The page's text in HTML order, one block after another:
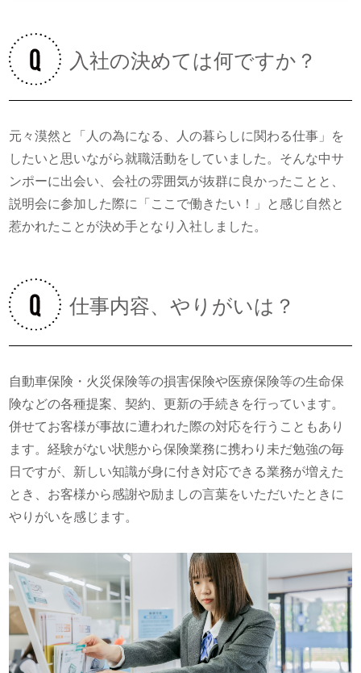
入社の決めては何ですか？
元々漠然と「人の為になる、人の暮らしに関わる仕事」を
したいと思いながら就職活動をしていました。そんな中サ
ンポーに出会い、会社の雰囲気が抜群に良かったことと、
説明会に参加した際に「ここで働きたい！」と感じ自然と
惹かれたことが決め手となり入社しました。
仕事内容、やりがいは？
自動車保険・火災保険等の損害保険や医療保険等の生命保
険などの各種提案、契約、更新の手続きを行っています。
併せてお客様が事故に遭われた際の対応を行うこともあり
ます。経験がない状態から保険業務に携わり未だ勉強の毎
日ですが、新しい知識が身に付き対応できる業務が増えた
とき、お客様から感謝や励ましの言葉をいただいたときに
やりがいを感じます。